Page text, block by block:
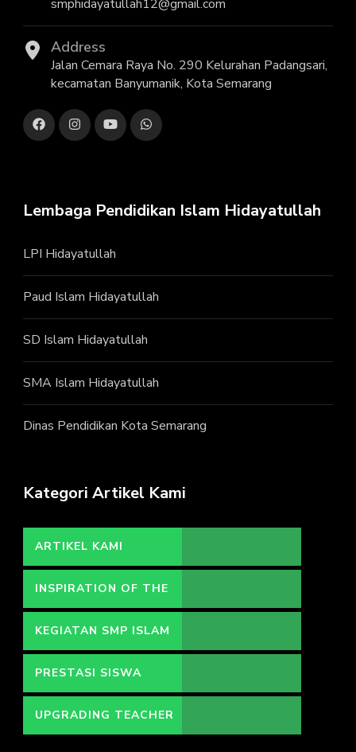
smphidayatullah12@gmail.com
Address
Jalan Cemara Raya No. 290 Kelurahan Padangsari,
kecamatan Banyumanik, Kota Semarang
Lembaga Pendidikan Islam Hidayatullah
LPI Hidayatullah
Paud Islam Hidayatullah
SD Islam Hidayatullah
SMA Islam Hidayatullah
Dinas Pendidikan Kota Semarang
Kategori Artikel Kami
ARTIKEL KAMI
INSPIRATION OF THE
DAY
KEGIATAN SMP ISLAM
HIDAYATULLAH
PRESTASI SISWA
UPGRADING TEACHER